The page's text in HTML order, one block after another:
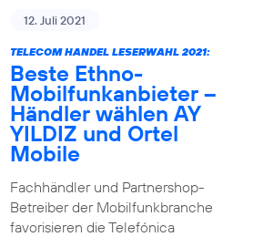
12. Juli 2021
TELECOM HANDEL LESERWAHL 2021:
Beste Ethno-
Mobilfunkanbieter –
Händler wählen AY
YILDIZ und Ortel
Mobile
Fachhändler und Partnershop-
Betreiber der Mobilfunkbranche
favorisieren die Telefónica